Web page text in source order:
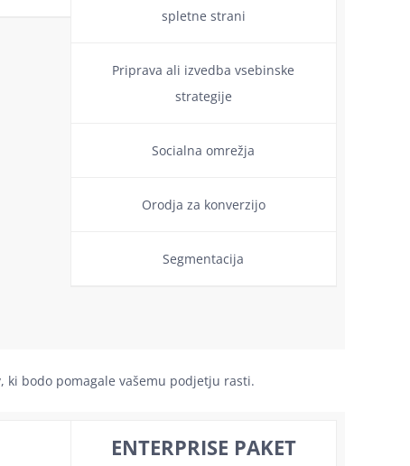
spletne strani
Priprava ali izvedba vsebinske
strategije
Socialna omrežja
Orodja za konverzijo
Segmentacija
bodo pomagale vašemu podjetju rasti.
ENTERPRISE PAKET